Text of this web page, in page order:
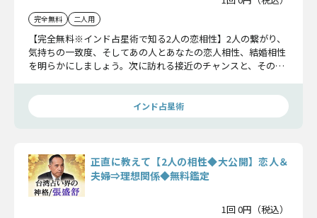
完全無料 二人用
【完全無料※インド占星術で知る2人の恋相性】2人の繋がり、
気持ちの一致度、そしてあの人とあなたの恋人相性、結婚相性
を明らかにしましょう。次に訪れる接近のチャンスと、その後
インド占星術
正直に教えて【2人の相性◆大公開】恋人＆
夫婦⇒理想関係◆無料鑑定
1回 0円（税込）